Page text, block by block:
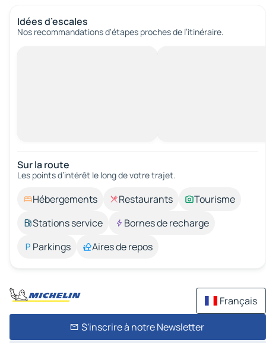
Idées d’escales
Nos recommandations d'étapes proches de l’itinéraire.
Sur la route
Les points d’intérêt le long de votre trajet.
Hébergements Restaurants
Tourisme
Stations service
Bornes de recharge
Parkings
Aires de repos
Français
S'inscrire à notre Newsletter